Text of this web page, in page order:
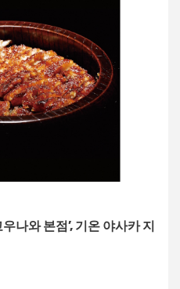
나와 본점’, 기온 야사카 지